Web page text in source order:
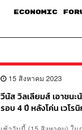
ECONOMIC
15 สิงหาคม 2023
วีนัส วิลเลียมส์ เอาชน
รอบ 4 ปี หลังโค่น เวโร